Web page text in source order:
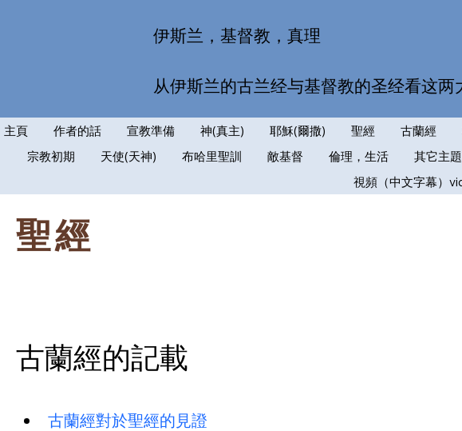
伊斯兰，基督教，真理
从伊斯兰的古兰经与基督教的圣经看这两
主頁 作者的話 宣教準備 神(真主) 耶穌(爾撒) 聖經 古蘭經
宗教初期
天使(天神) 布哈里聖訓 敵基督 倫理，生活 其它主題
視頻（中文字幕）
古蘭經的記載
聖經
古蘭經對於聖經的見證